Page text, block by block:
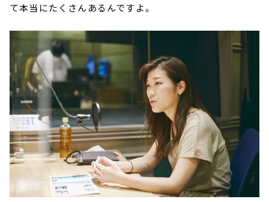
て本当にたくさんあるんですよ。